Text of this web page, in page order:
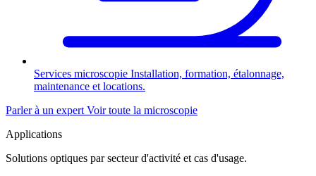
Services microscopie Installation, formation, étalonnage,
maintenance et locations.
Parler à un expert Voir toute la microscopie
Applications
Solutions optiques par secteur d'activité et cas d'usage.